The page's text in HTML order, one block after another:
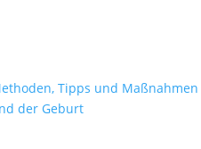
Tipps und Maßnahmen
der Geburt